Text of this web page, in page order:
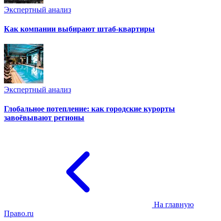
Экспертный анализ
Как компании выбирают штаб-квартиры
Экспертный анализ
Глобальное потепление: как городские курорты
завоёвывают регионы
На главную
Право.ru